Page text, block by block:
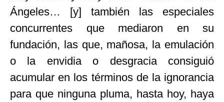
Ángeles… [y] también las especiales
concurrentes que mediaron en su
fundación, las que, mañosa, la emulación
o la envidia o desgracia consiguió
acumular en los términos de la ignorancia
para que ninguna pluma, hasta hoy, haya